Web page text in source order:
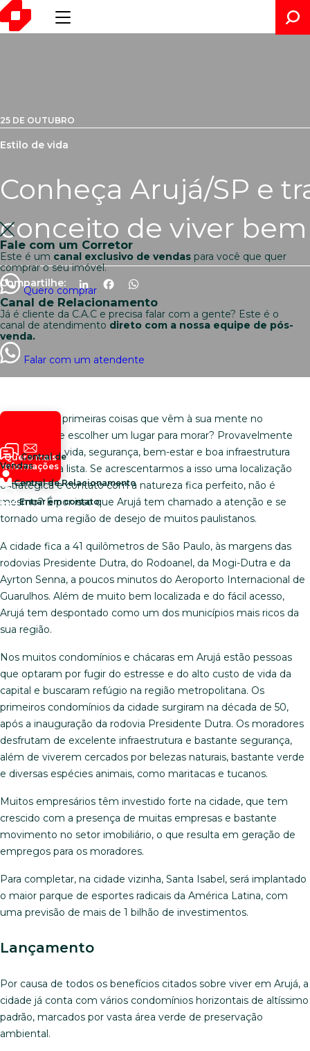
Fale com um Corretor
Este é um canal exclusivo de vendas para você que quer
comprar o seu imóvel.
Quero comprar
Canal de Relacionamento
Já é cliente da C.A.C e precisa falar com a gente? Este é o
canal de atendimento direto com a nossa equipe de pós-
venda.
Falar com um atendente
Quero mais
informações
Central de
Vendas
Central de Relacionamento
Entrar em contato
25 DE OUTUBRO
Estilo de vida
Conheça Arujá/SP e
conceito de viver bem
Compartilhe: LinkedInFacebook
Quais são as primeiras coisas que vêm à sua mente no
momento de escolher um lugar para morar? Provavelmente
qualidade de vida, segurança, bem-estar e boa infraestrutura
aparecem na lista. Se acrescentarmos a isso uma localização
estratégica e contato com a natureza fica perfeito, não é
mesmo? É por isso que Arujá tem chamado a atenção e se
tornado uma região de desejo de muitos paulistanos.
A cidade fica a 41 quilômetros de São Paulo, às margens das
rodovias Presidente Dutra, do Rodoanel, da Mogi-Dutra e da
Ayrton Senna, a poucos minutos do Aeroporto Internacional de
Guarulhos. Além de muito bem localizada e do fácil acesso,
Arujá tem despontado como um dos municípios mais ricos da
sua região.
Nos muitos condomínios e chácaras em Arujá estão pessoas
que optaram por fugir do estresse e do alto custo de vida da
capital e buscaram refúgio na região metropolitana. Os
primeiros condomínios da cidade surgiram na década de 50,
após a inauguração da rodovia Presidente Dutra. Os moradores
desfrutam de excelente infraestrutura e bastante segurança,
além de viverem cercados por belezas naturais, bastante verde
e diversas espécies animais, como maritacas e tucanos.
Muitos empresários têm investido forte na cidade, que tem
crescido com a presença de muitas empresas e bastante
movimento no setor imobiliário, o que resulta em geração de
empregos para os moradores.
Para completar, na cidade vizinha, Santa Isabel, será implantado
o maior parque de esportes radicais da América Latina, com
uma previsão de mais de 1 bilhão de investimentos.
Lançamento
Por causa de todos os benefícios citados sobre viver em Arujá, a
cidade já conta com vários condomínios horizontais de altíssimo
padrão, marcados por vasta área verde de preservação
ambiental.